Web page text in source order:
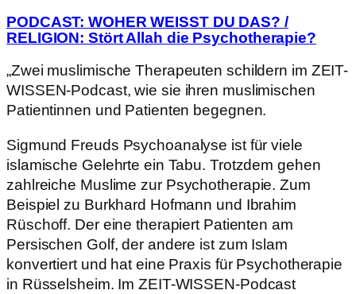
PODCAST: WOHER WEISST DU DAS? /
RELIGION:Stört Allah die Psychotherapie?
„Zwei muslimische Therapeuten schildern im ZEIT-
WISSEN-Podcast, wie sie ihren muslimischen
Patientinnen und Patienten begegnen.
Sigmund Freuds Psychoanalyse ist für viele
islamische Gelehrte ein Tabu. Trotzdem gehen
zahlreiche Muslime zur Psychotherapie. Zum
Beispiel zu Burkhard Hofmann und Ibrahim
Rüschoff. Der eine therapiert Patienten am
Persischen Golf, der andere ist zum Islam
konvertiert und hat eine Praxis für Psychotherapie
in Rüsselsheim. Im ZEIT-WISSEN-Podcast